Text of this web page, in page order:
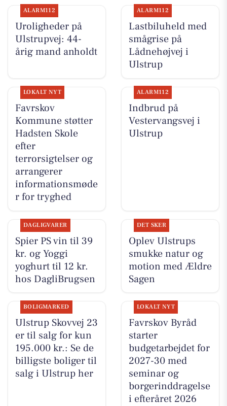
ALARM112
Uroligheder på
Ulstrupvej: 44-
årig mand anholdt
ALARM112
Lastbiluheld med
smågrise på
Lådnehøjvej i
Ulstrup
LOKALT NYT
Favrskov
Kommune støtter
Hadsten Skole
efter
terrorsigtelser og
arrangerer
informationsmøde
r for tryghed
ALARM112
Indbrud på
Vestervangsvej i
Ulstrup
DAGLIGVARER
Spier PS vin til 39
kr. og Yoggi
yoghurt til 12 kr.
hos DagliBrugsen
DET SKER
Oplev Ulstrups
smukke natur og
motion med Ældre
Sagen
BOLIGMARKED
Ulstrup Skovvej 23
er til salg for kun
195.000 kr.: Se de
billigste boliger til
salg i Ulstrup her
LOKALT NYT
Favrskov Byråd
starter
budgetarbejdet for
2027-30 med
seminar og
borgerinddragelse
i efteråret 2026